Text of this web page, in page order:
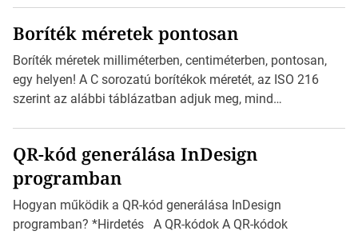
igazán foroghatnak a kreatív fogaskerekek, miközben
zajlik a saját címke készítése. Hogyan készítsünk címkét?
Válasszon méretet és alakot: Válassza ki a kívánt címke
méretét. Akár néhány […]
Boríték méretek pontosan
Boríték méretek milliméterben, centiméterben, pontosan,
egy helyen! A C sorozatú borítékok méretét, az ISO 216
szerint az alábbi táblázatban adjuk meg, mind
mutatja az A4-es papírlaphoz viszonyítva. Az amerikai és
észak-amerikai boríték méretére az ISO 216 nem
vonatkozik. Boríték méretének táblázata C0-tól […]
QR-kód generálása InDesign
programban
Hogyan működik a QR-kód generálása InDesign
programban? *Hirdetés A QR-kódok A QR-kódok